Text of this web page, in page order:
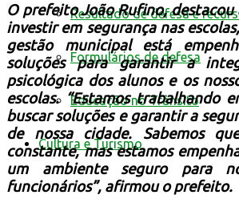
Resultado de defesa e
Formulários de defesa
Educação no Trânsito
Cultura e Turismo
O prefeito João Rufino, destacou
investir em segurança nas
gestão municipal está
soluções para garantir a
psicológica dos alunos e os
escolas. “Estamos trabalhando
buscar soluções e garantir a
de nossa cidade. Sabemos
constante, mas estamos
um ambiente seguro para
funcionários”, afirmou o prefeito.